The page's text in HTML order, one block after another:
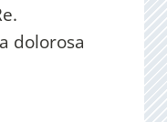
dolorosa